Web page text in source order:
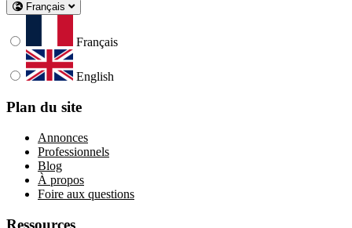
Français
Français
English
Plan du site
Annonces
Professionnels
Blog
À propos
Foire aux questions
Ressources